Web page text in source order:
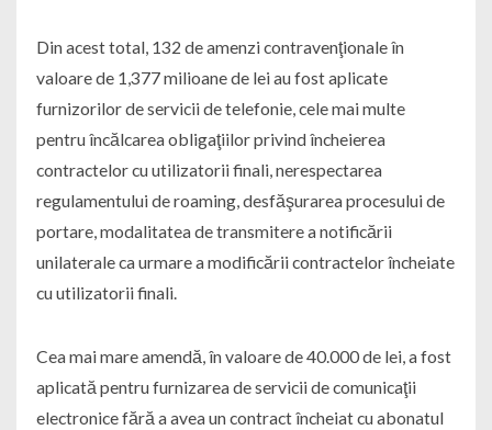
Din acest total, 132 de amenzi contravenţionale în
valoare de 1,377 milioane de lei au fost aplicate
furnizorilor de servicii de telefonie, cele mai multe
pentru încălcarea obligaţiilor privind încheierea
contractelor cu utilizatorii finali, nerespectarea
regulamentului de roaming, desfăşurarea procesului de
portare, modalitatea de transmitere a notificării
unilaterale ca urmare a modificării contractelor încheiate
cu utilizatorii finali.
Cea mai mare amendă, în valoare de 40.000 de lei, a fost
aplicată pentru furnizarea de servicii de comunicaţii
electronice fără a avea un contract încheiat cu abonatul